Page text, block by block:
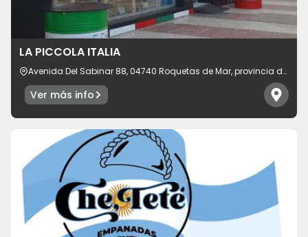
LA PICCOLA ITALIA
Avenida Del Sabinar 88, 04740 Roquetas de Mar, provincia de
Ver más info